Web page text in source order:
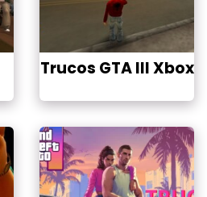
Trucos GTA III Xbox